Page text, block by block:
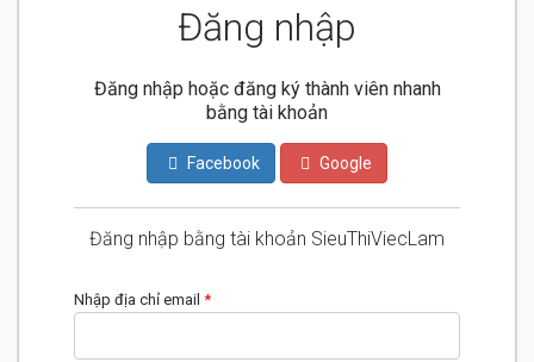
Đăng nhập
Đăng nhập hoặc đăng ký thành viên nhanh
bằng tài khoản
Facebook Google
Đăng nhập bằng tài khoản SieuThiViecLam
Nhập địa chỉ email *